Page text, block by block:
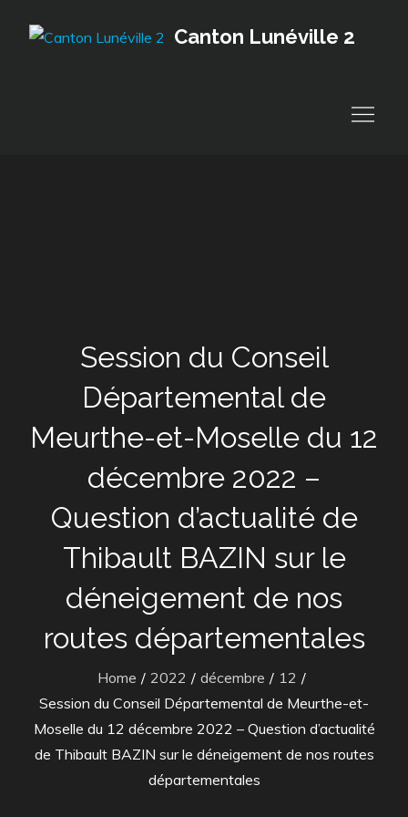
Canton Lunéville 2
Session du Conseil
Départemental de
Meurthe-et-Moselle du 12
décembre 2022 –
Question d’actualité de
Thibault BAZIN sur le
déneigement de nos
routes départementales
Home 2022 décembre
12
Session du Conseil Départemental de Meurthe-et-
Moselle du 12 décembre 2022 – Question d’actualité
de Thibault BAZIN sur le déneigement de nos routes
départementales